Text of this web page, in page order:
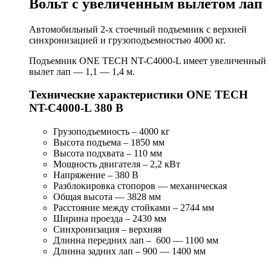
Вольт с увеличенным вылетом лап
Автомобильный 2-х стоечный подъемник с верхней
синхронизацией и грузоподъемностью 4000 кг.
Подъемник ONE TECH NT-С4000-L имеет увеличенный
вылет лап — 1,1 — 1,4 м.
Технические характеристики ONE TECH
NT-С4000-L 380 В
Грузоподъемность – 4000 кг
Высота подъема – 1850 мм
Высота подхвата – 110 мм
Мощность двигателя – 2,2 кВт
Напряжение – 380 В
Разблокировка стопоров — механическая
Общая высота — 3828 мм
Расcтояние между стойками – 2744 мм
Ширина проезда – 2430 мм
Синхронизация – верхняя
Длинна передних лап – 600 — 1100 мм
Длинна задних лап – 900 — 1400 мм